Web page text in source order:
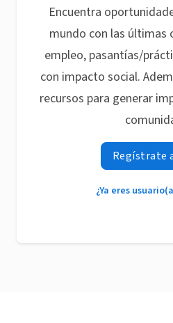
Encuentra
mundo con las últimas
empleo, pasantías/
con impacto social.
recursos para generar
Regístrate
¿Ya eres